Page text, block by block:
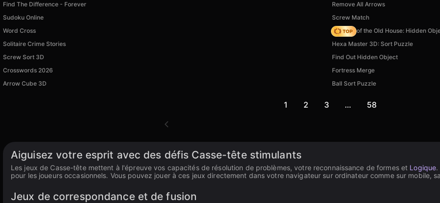
Find The Difference - Forever
Remove All Arrows
Sudoku Online
Screw Match
Word Cross
Mystery of the Old House: Hidden
Solitaire Crime Stories
Hexa Master 3D: Sort Puzzle
Screw Sort 3D
Find Out Hidden Object
Crosswords 2026
Fortress Merge
Arrow Cube 3D
Ball Sort Puzzle
1 2 3 … 58
Aiguisez votre esprit avec des défis Casse-tête stimulants
Les jeux de Casse-tête mettent à l'épreuve vos capacités de résolution de problèmes, votre reconnaissance de formes et Logique.
pour les joueurs occasionnels. Vous pouvez jouer à ces jeux directement dans votre navigateur sur ordinateur comme sur mobile,
Jeux de correspondance et de fusion